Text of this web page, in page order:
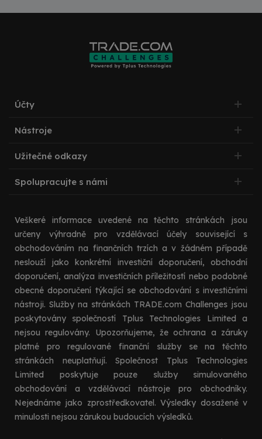
Účty
Nástroje
Užitečné odkazy
Spolupracujte s námi
Veškeré informace uvedené na těchto stránkách jsou
určeny výhradně pro vzdělávací účely související s
obchodováním na finančních trzích a v žádném případě
neslouží jako konkrétní investiční doporučení, obchodní
doporučení, analýza investičních příležitostí nebo podobné
obecné doporučení týkající se obchodování s investičními
nástroji. Služby na stránkách TRADE.com Challenges jsou
poskytovány společností Tplus Technologies Limited a
nejsou regulovány. Upozorňujeme, že ochrana a záruky
platné pro regulované finanční služby se na těchto
stránkách neuplatňují. Společnost Tplus Technologies
Limited poskytuje pouze služby simulovaného
obchodování a vzdělávací nástroje pro obchodníky.
Nejednáme jako zprostředkovatel. Výsledky dosažené v
minulosti nejsou zárukou budoucích výsledků.